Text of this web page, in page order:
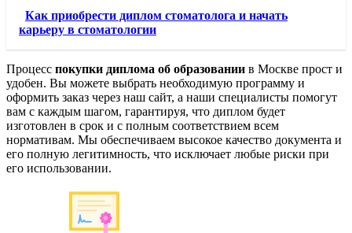
Как приобрести диплом стоматолога и начать
карьеру в стоматологии
Процесс покупки диплома об образовании в Москве прост и
удобен. Вы можете выбрать необходимую программу и
оформить заказ через наш сайт, а наши специалисты помогут
вам с каждым шагом, гарантируя, что диплом будет
изготовлен в срок и с полным соответствием всем
нормативам. Мы обеспечиваем высокое качество документа и
его полную легитимность, что исключает любые риски при
его использовании.